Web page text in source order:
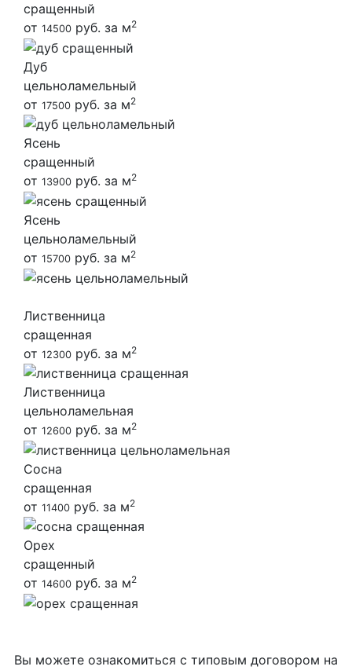
сращенный
от 14500 руб. за м2
Дуб
цельноламельный
от 17500 руб. за м2
Ясень
сращенный
от 13900 руб. за м2
Ясень
цельноламельный
от 15700 руб. за м2
Лиственница
сращенная
от 12300 руб. за м2
Лиственница
цельноламельная
от 12600 руб. за м2
Сосна
сращенная
от 11400 руб. за м2
Орех
сращенный
от 14600 руб. за м2
Вы можете ознакомиться с типовым договором на